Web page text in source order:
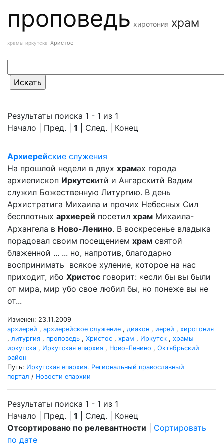
проповедь хиротония храм
храмы иркутска Христос
Результаты поиска 1 - 1 из 1
Начало | Пред. | 1 | След. | Конец
Архиерейские служения
На прошлой недели в двух храмах города
архиепископ Иркутскитй и Ангарскитй Вадим
служил Божественную Литургию. В день
Архистратига Михаила и прочих Небесных Сил
бесплотных архиерей посетил храм Михаила-
Архангела в Ново-Ленино. В воскресенье владыка
порадовал своим посещением храм святой
блаженной ... ... но, напротив, благодарно
воспринимать всякое хуление, которое на нас
приходит, ибо Христос говорит: «если бы вы были
от мира, мир убо свое любил бы, но понеже вы не
от...
Изменен: 23.11.2009
архиерей , архиерейское служение , диакон , иерей , хиротония
, литургия , проповедь , Христос , храм , Иркутск , храмы
иркутска , Иркутская епархия , Ново-Ленино , Октябрьский
район
Путь: Иркутская епархия. Региональный православный
портал / Новости епархии
Результаты поиска 1 - 1 из 1
Начало | Пред. | 1 | След. | Конец
Отсортировано по релевантности
Сортировать
по дате